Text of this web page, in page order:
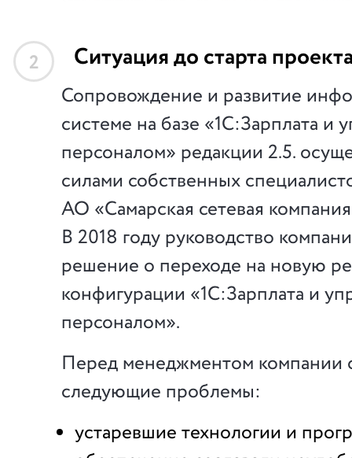
2 Ситуация до старта
Сопровождение и развитие
системе на базе «1С:Зарплата и
персоналом» редакции 2.5.
силами собственных
АО «Самарская сетевая
В 2018 году руководство
решение о переходе на новую
конфигурации «1С:Зарплата и
персоналом».
Перед менеджментом компании
следующие проблемы:
устаревшие технологии и